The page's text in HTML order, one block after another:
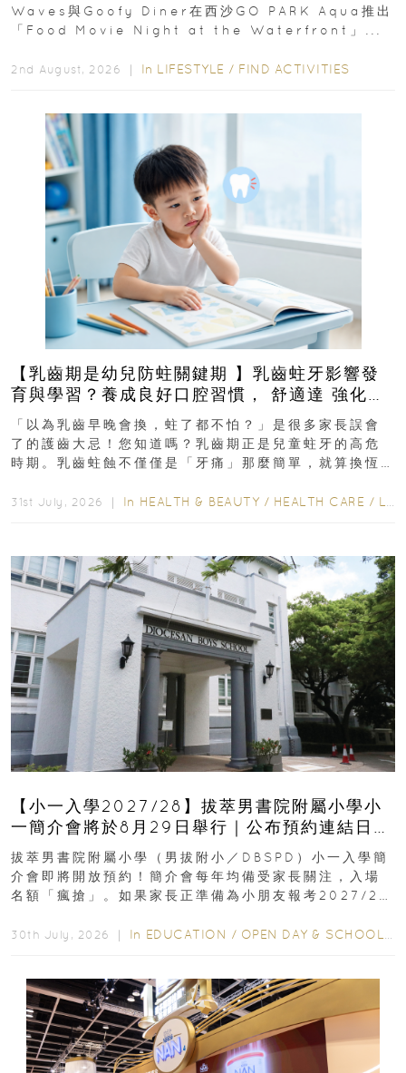
Waves與Goofy Diner在西沙GO PARK Aqua推出
「Food Movie Night at the Waterfront」...
2nd August, 2026 ｜ In LIFESTYLE / FIND ACTIVITIES
【乳齒期是幼兒防蛀關鍵期 】乳齒蛀牙影響發
育與學習？養成良好口腔習慣， 舒適達 強化琺
瑯質 兒童牙膏防護指南
「以為乳齒早晚會換，蛀了都不怕？」是很多家長誤會
了的護齒大忌！您知道嗎？乳齒期正是兒童蛀牙的高危
時期。乳齒蛀蝕不僅僅是「牙痛」那麼簡單，就算換恆
31st July, 2026 ｜ In HEALTH & BEAUTY / HEALTH CARE / LIFESTYLE
【小一入學2027/28】拔萃男書院附屬小學小
一簡介會將於8月29日舉行｜公布預約連結日期
｜更設有網上重溫
拔萃男書院附屬小學（男拔附小／DBSPD）小一入學簡
介會即將開放預約！簡介會每年均備受家長關注，入場
名額「瘋搶」。如果家長正準備為小朋友報考2027/28
30th July, 2026 ｜ In EDUCATION / OPEN DAY & SCHOOL EVENTS